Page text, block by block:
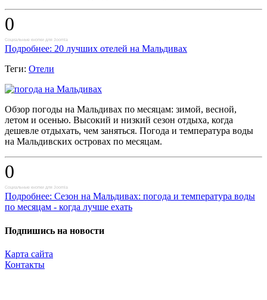
0
Социальные кнопки для Joomla
Подробнее: 20 лучших отелей на Мальдивах
Теги: Отели
Обзор погоды на Мальдивах по месяцам: зимой, весной,
летом и осенью. Высокий и низкий сезон отдыха, когда
дешевле отдыхать, чем заняться. Погода и температура воды
на Мальдивских островах по месяцам.
0
Социальные кнопки для Joomla
Подробнее: Сезон на Мальдивах: погода и температура воды
по месяцам - когда лучше ехать
Подпишись на новости
Карта сайта
Контакты